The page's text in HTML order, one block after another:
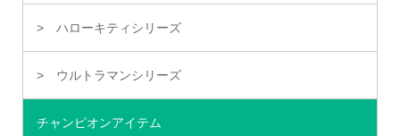
ハローキティシリーズ
ウルトラマンシリーズ
チャンピオンアイテム